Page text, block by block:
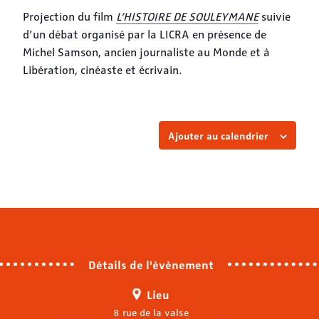
Projection du film L’HISTOIRE DE SOULEYMANEsuivie
d’un débat organisé par la LICRA en présence de
Michel Samson, ancien journaliste au Monde et à
Libération, cinéaste et écrivain.
Ajouter au calendrier
Détails de l'évènement
Lieu
8 rue de la valse